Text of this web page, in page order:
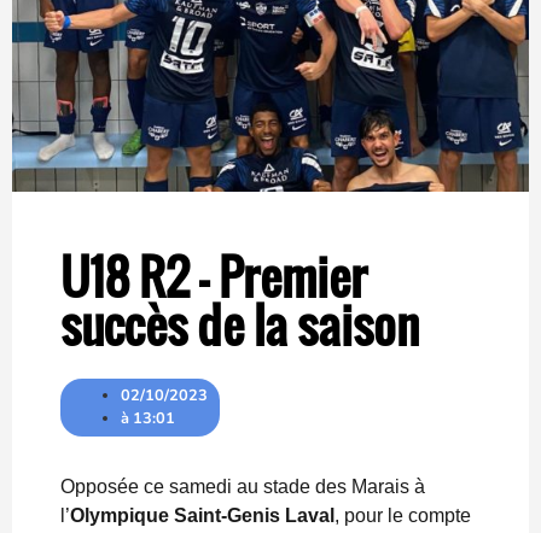
U18 R2 – Premier
succès de la saison
02/10/2023
à 13:01
Opposée ce samedi au stade des Marais à
l’Olympique Saint-Genis Laval , pour le compte